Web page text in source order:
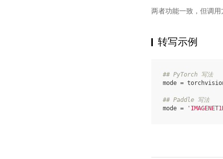
两者功能一致，但调
转写示例
## PyTorch 写法
mode =
## Paddle 写法
mode =